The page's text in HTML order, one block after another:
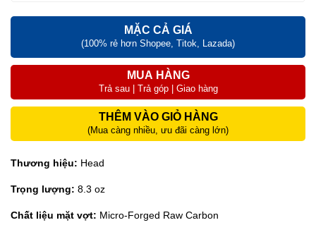
MẶC CẢ GIÁ
(100% rẻ hơn Shopee, Titok, Lazada)
MUA HÀNG
Trả sau | Trả góp | Giao hàng
THÊM VÀO GIỎ HÀNG
(Mua càng nhiều, ưu đãi càng lớn)
Thương hiệu: Head
Trọng lượng: 8.3 oz
Chất liệu mặt vợt: Micro-Forged Raw Carbon